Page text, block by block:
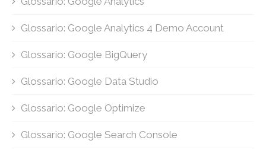
Glossario: Google Analytics 4 Demo Account
Glossario: Google BigQuery
Glossario: Google Data Studio
Glossario: Google Optimize
Glossario: Google Search Console